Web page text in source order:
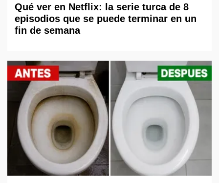
Qué ver en Netflix: la serie turca de 8
episodios que se puede terminar en un
fin de semana